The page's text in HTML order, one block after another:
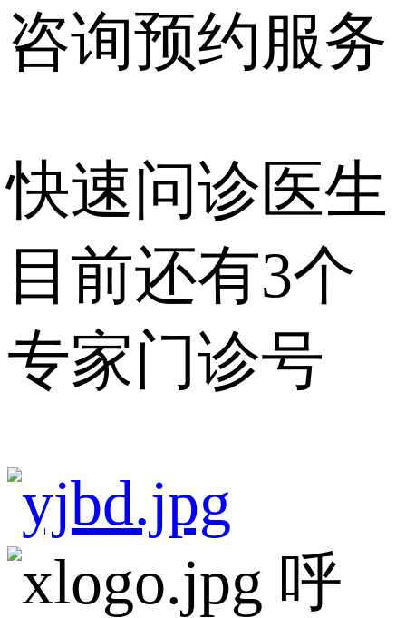
咨询预约服务
快速问诊医生
目前还有3个
专家门诊号
呼